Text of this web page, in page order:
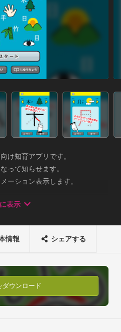
け知育アプリです。
って知らせます。
ーション表示します。
されます。 ■じゆうちょう
。
役立つことになれば幸いです。
表示
情報 シェアする
ダウンロード